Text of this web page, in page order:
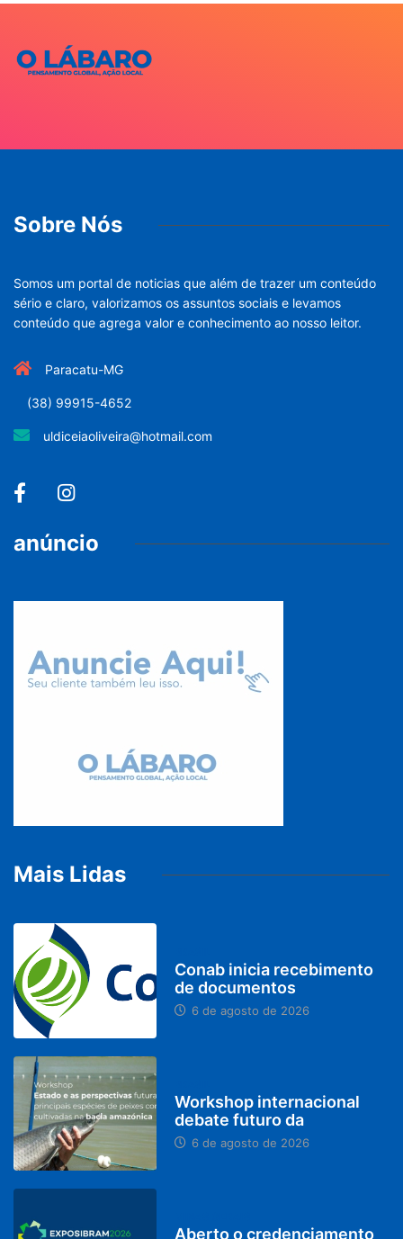
Sobre Nós
Somos um portal de noticias que além de trazer um conteúdo
sério e claro, valorizamos os assuntos sociais e levamos
conteúdo que agrega valor e conhecimento ao nosso leitor.
Paracatu-MG
(38) 99915-4652
uldiceiaoliveira@hotmail.com
anúncio
Mais Lidas
Conab inicia recebimento
de documentos
6 de agosto de 2026
Workshop internacional
debate futuro da
6 de agosto de 2026
Aberto o credenciamento